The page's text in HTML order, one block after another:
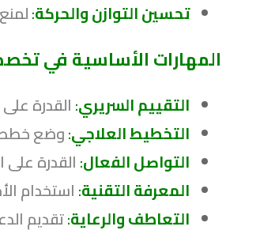
تحسين التوازن والحركة:
المهارات الأساسية في
التقييم السريري:القدرة
التخطيط العلاجي:وضع خطط
التواصل الفعال:القدرة
المعرفة التقنية:استخدام
التعاطف والرعاية:تقديم